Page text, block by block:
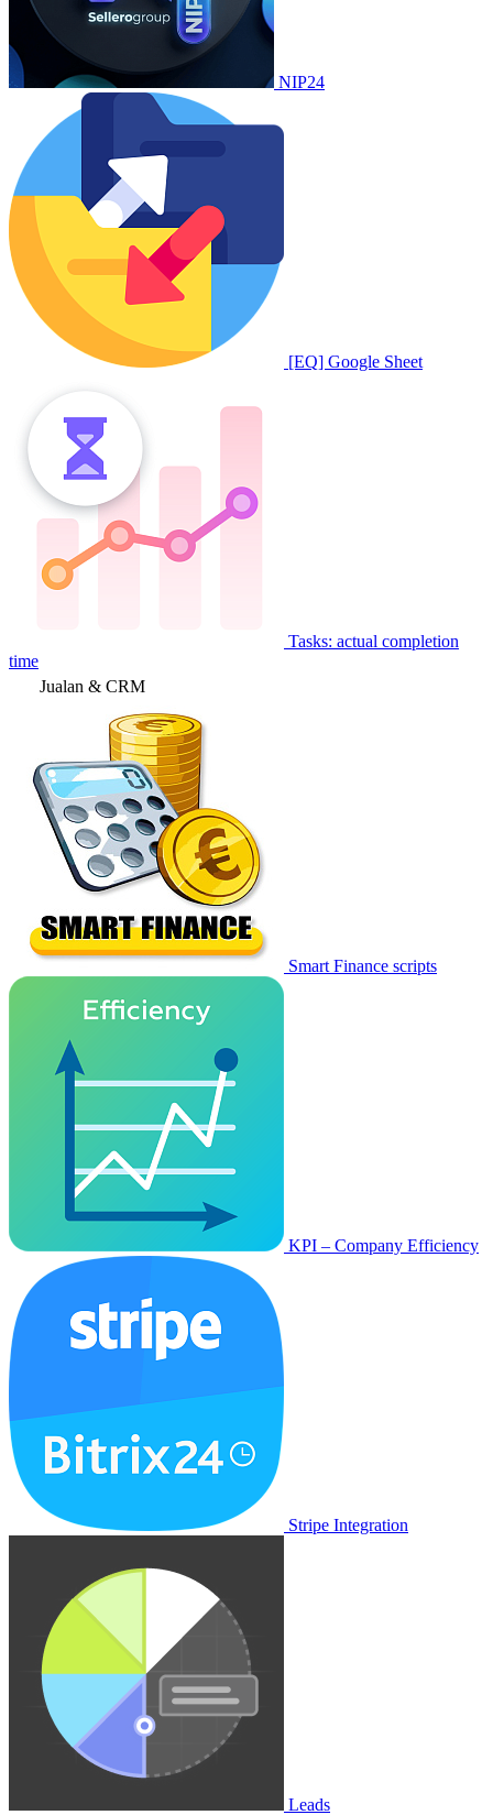
NIP24
[EQ] Google Sheet
Tasks: actual completion
time
Jualan & CRM
Smart Finance scripts
KPI – Company Efficiency
Stripe Integration
Leads